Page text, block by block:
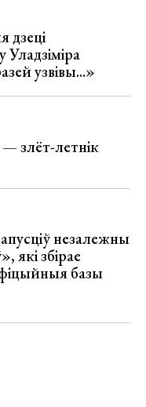
дзеці
узвівы...»
злёт-летнік
незалежны
які збірае
базы